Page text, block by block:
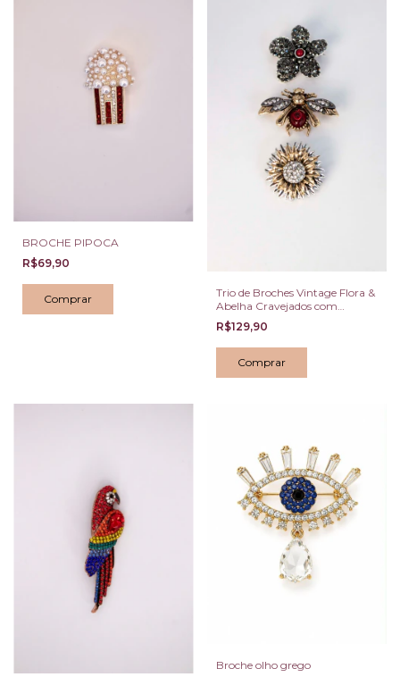
BROCHE PIPOCA
R$69,90
Trio de Broches Vintage Flora &
Abelha Cravejados com
Marcassitas e Resina Vermelha
R$129,90
Broche olho grego